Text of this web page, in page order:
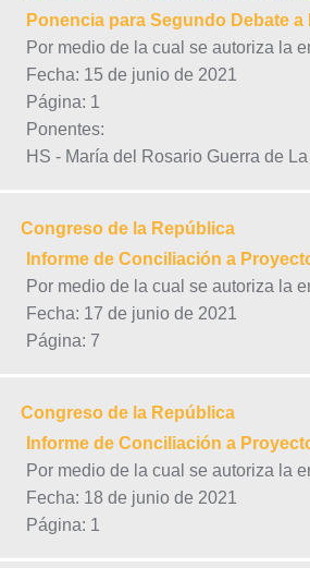
Ponencia para Segundo Debate
Por medio de la cual se autoriza la
Fecha: 15 de junio de 2021
Página: 1
Ponentes:
HS - María del Rosario Guerra de
Congreso de la República
Informe de Conciliación a
Por medio de la cual se autoriza la
Fecha: 17 de junio de 2021
Página: 7
Congreso de la República
Informe de Conciliación a
Por medio de la cual se autoriza la
Fecha: 18 de junio de 2021
Página: 1